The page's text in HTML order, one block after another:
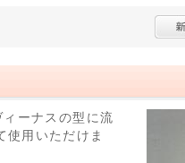
ーナスの型に流
使用いただけま